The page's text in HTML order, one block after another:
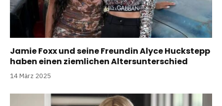
Jamie Foxx und seine Freundin Alyce Huckstepp
haben einen ziemlichen Altersunterschied
14 März 2025